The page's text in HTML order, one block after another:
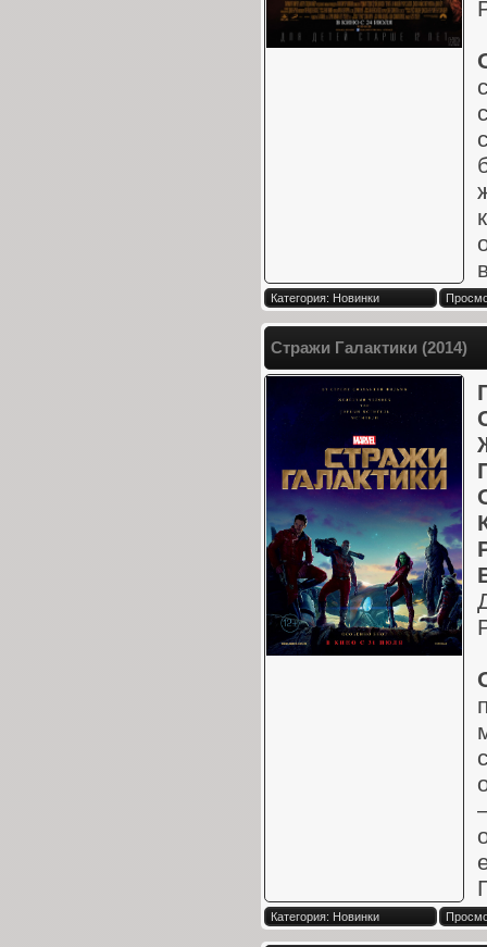
Категория: Новинки
Стражи Галактики (2014)
Категория: Новинки